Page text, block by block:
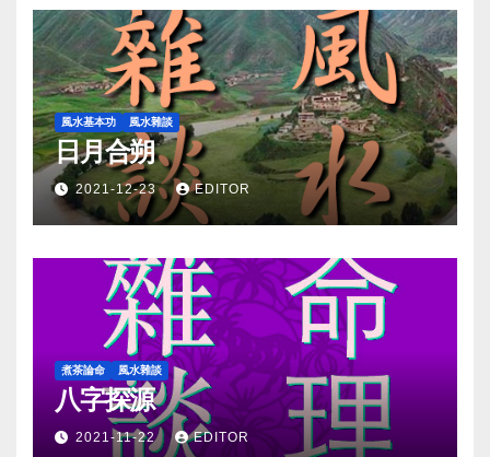
風水基本功 風水雜談
日月合朔
2021-12-23 EDITOR
煮茶論命 風水雜談
八字探源
2021-11-22 EDITOR